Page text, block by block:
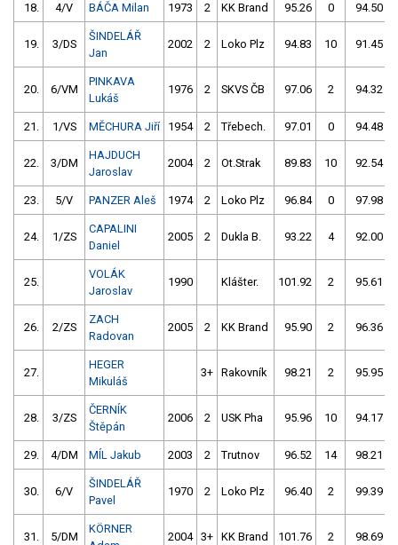
18. 4/V BÁČA Milan 1973 2 KK Brand 95.26 0 94.50
19. 3/DS
ŠINDELÁŘ
Jan
2002 2 Loko Plz 94.83 10 91.45
20. 6/VM
PINKAVA
Lukáš
1976 2 SKVS ČB 97.06 2 94.32
21. 1/VS MĚCHURA Jiří 1954 2 Třebech. 97.01 0 94.48
22. 3/DM
HAJDUCH
Jaroslav
2004 2 Ot.Strak 89.83 10 92.54
23. 5/V PANZER Aleš 1974 2 Loko Plz 96.84 0 97.98
24. 1/ZS
CAPALINI
Daniel
2005 2 Dukla B. 93.22 4 92.00
25.
VOLÁK
Jaroslav
1990 Klášter. 101.92 2 95.61
26. 2/ZS
ZACH
Radovan
2005 2 KK Brand 95.90 2 96.36
27.
HEGER
Mikuláš
3+ Rakovník 98.21 2 95.95
28. 3/ZS
ČERNÍK
Štěpán
2006 2 USK Pha 95.96 10 94.17
29. 4/DM MÍL Jakub 2003 2 Trutnov 96.52 14 98.21
30. 6/V
ŠINDELÁŘ
Pavel
1970 2 Loko Plz 96.40 2 99.39
31. 5/DM
KÖRNER
2004 3+ KK Brand 101.76 2 98.69